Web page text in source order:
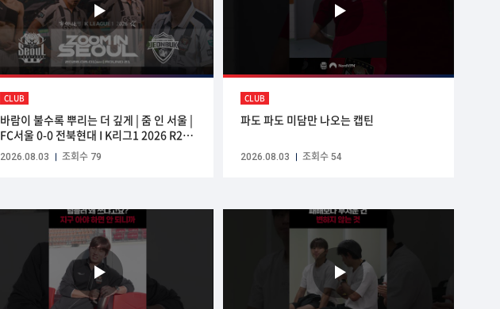
CLUB
바람이 불수록 뿌리는 더 깊게 | 줌 인 서울 |
FC서울 0-0 전북현대 I K리그1 2026 R21 |
2026.08.01(SAT) | Sponsored by
Nord VPN
2026.08.03 조회수 79
CLUB
파도 파도 미담만 나오는 캡틴
2026.08.03 조회수 54